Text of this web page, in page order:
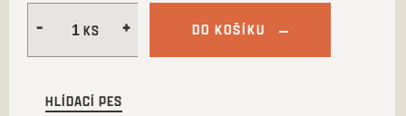
DO KOŠÍKU
HLÍDACÍ PES